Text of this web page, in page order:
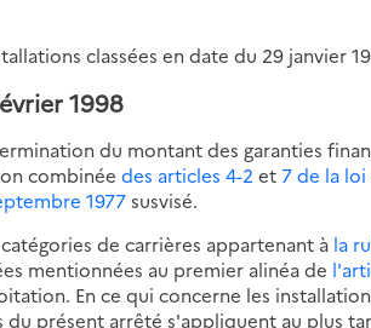
classées en date du 29 janvier
1998
du montant des garanties
combinéedes articles 4-2 et 7 de la
1977susvisé.
de carrières appartenant à la
mentionnées au premier alinéa de
En ce qui concerne les
du présent arrêté s'appliquent au plus